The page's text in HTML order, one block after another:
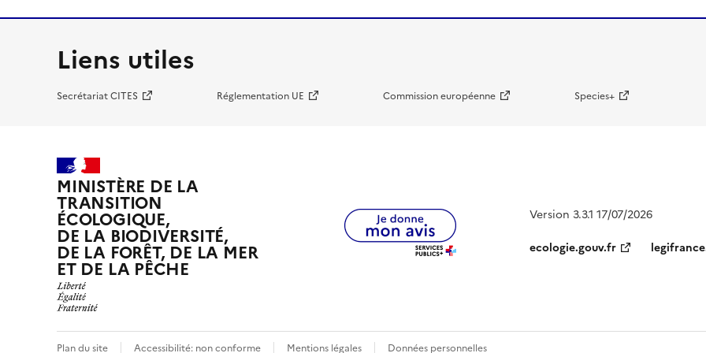
Liens utiles
Secrétariat CITES Réglementation UE Commission européenne Species+
MINISTÈRE DE LA
TRANSITION
ÉCOLOGIQUE,
DE LA BIODIVERSITÉ,
DE LA FORÊT, DE LA MER
ET DE LA PÊCHE
Version 3.3.1 17/07/2026
ecologie.gouv.fr
Plan du site Accessibilité: non conforme Mentions légales Données personnelles